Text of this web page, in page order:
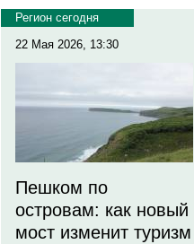
Регион сегодня
22 Мая 2026, 13:30
Пешком по
островам: как новый
мост изменит туризм